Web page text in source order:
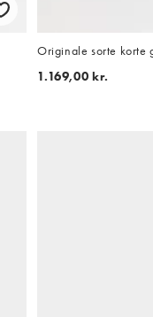
Originale sorte korte
1.169,00 kr.